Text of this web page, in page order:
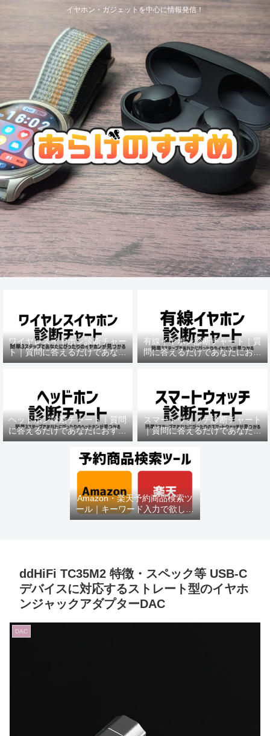
イヤホン・ガジェットを中心に情報発信！
ワイヤレスイヤホン診断チャー
ト｜質問に答えるだけであなた
におすすめの機種がわかる
有線イヤホン診断チャート｜質
問に答えるだけであなたにおす
すめの機種がわかる
ヘッドホン診断チャート｜質問
に答えるだけであなたにおすす
めの機種がわかる
スマートウォッチ診断チャート
｜質問に答えるだけであなたに
おすすめの機種がわかる
Amazon・楽天予約商品検索ツ
ール｜キーワード入力で欲しい
商品を即チェック
ddHiFi TC35M2 特徴・スペック等 USB-C
デバイスに対応するストレート型のイヤホ
ンジャックアダプターDAC
DAC